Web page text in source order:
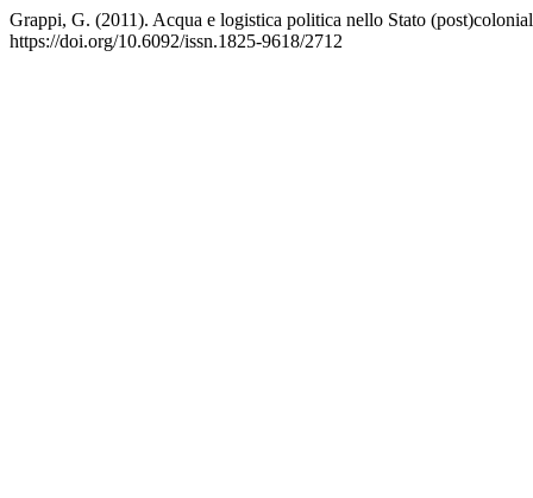
Grappi, G. (2011). Acqua e logistica politica nello Stato
https://doi.org/10.6092/issn.1825-9618/2712